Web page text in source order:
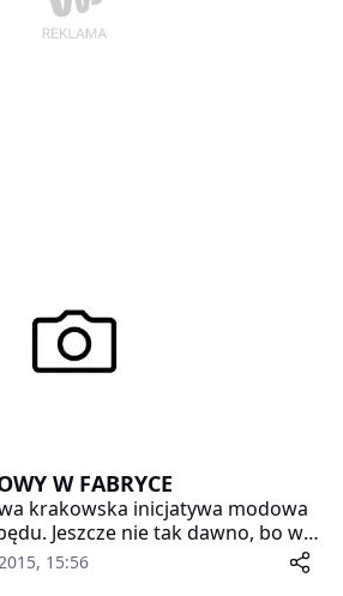
W FABRYCE
krakowska inicjatywa modowa
Jeszcze nie tak dawno, bo w
na Dworcu Głównym w
organizatorzy zapowiedzieli
15:56